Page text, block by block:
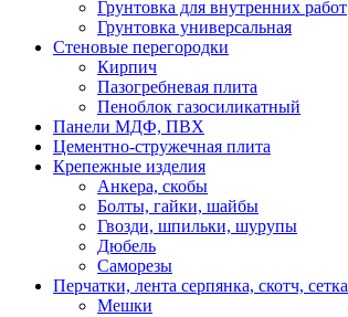
Грунтовка для внутренних работ
Грунтовка универсальная
Стеновые перегородки
Кирпич
Пазогребневая плита
Пеноблок газосиликатный
Панели МДФ, ПВХ
Цементно-стружечная плита
Крепежные изделия
Анкера, скобы
Болты, гайки, шайбы
Гвозди, шпильки, шурупы
Дюбель
Саморезы
Перчатки, лента серпянка, скотч, сетка
Мешки